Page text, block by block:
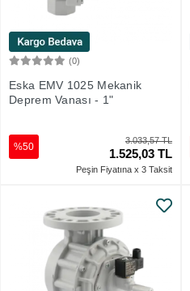
(0)
Eska EMV 1025 Mekanik
Deprem Vanası - 1"
3.033,57 TL
1.525,03 TL
%50
Peşin Fiyatına x 3 Taksit